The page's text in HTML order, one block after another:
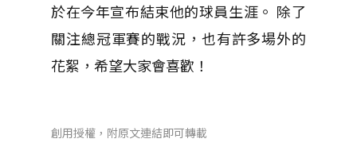
於在今年宣布結束他的球員生涯。 除了
關注總冠軍賽的戰況，也有許多場外的
花絮，希望大家會喜歡！
創用授權，附原文連結即可轉載